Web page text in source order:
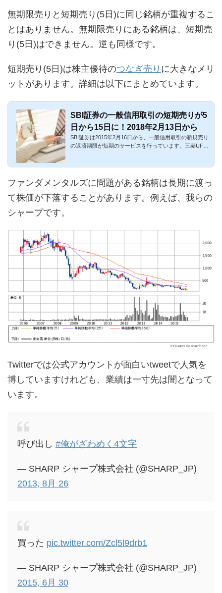
無期限売りと短期売り(5日)に同じ銘柄が重複するこ
とはありません。無期限売りにある銘柄は、短期売
り(5日)はできません。逆も同様です。
短期売り(5日)は株主優待のつなぎ売り に大きなメリ
ットがあります。詳細は以下にまとめています。
SBI証券の一般信用取引の短期売りが5
日から15日に！2018年2月13日から
SBI証券は2015年2月16日から、一般信用取引の新規売り
の返済期限が短期のサービスを行っています。三菱UFJ
ファンダメンタルズに問題がある銘柄は長期に渡っ
て株価が下落することがあります。例えば、我らの
シャープです。
Twitterでは公式アカウントが面白いtweetで人気を
博していますけれども、業績は一寸先は闇となって
います。
呼び出し #俺がざわめく4文字
— SHARP シャープ株式会社 (@SHARP_JP)
2013, 8月 26
買った pic.twitter.com/Zcl5l9drb1
— SHARP シャープ株式会社 (@SHARP_JP)
2015, 6月 30